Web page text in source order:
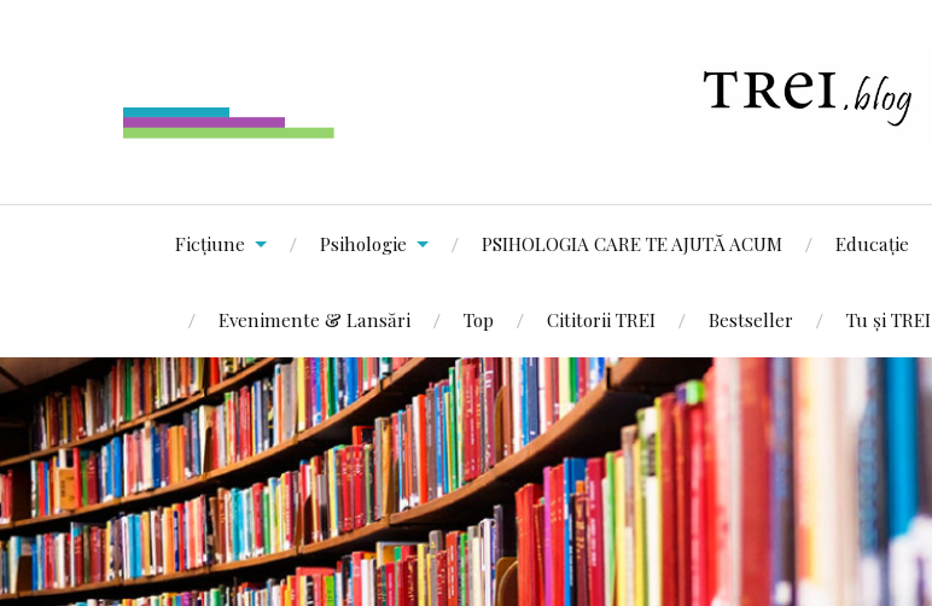
Ficțiune Psihologie PSIHOLOGIA CARE TE AJUTĂ ACUM Educație
Evenimente & Lansări Top Cititorii TREI Bestseller Tu și TREI